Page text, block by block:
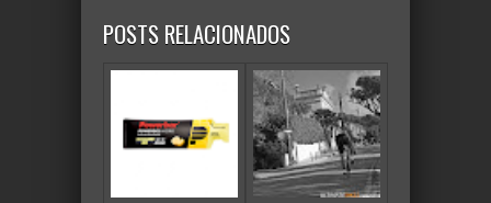
POSTS RELACIONADOS